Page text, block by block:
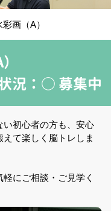
画（A）
況： ○ 募集中
初心者の方も、安心
て楽しく脳トレしま
にご相談・ご見学く